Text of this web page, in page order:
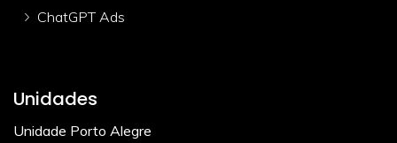
ChatGPT Ads
Unidades
Unidade Porto Alegre